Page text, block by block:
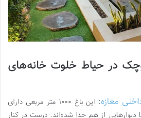
در حیاط خلوت خانه‌های
مغازه
: این باغ ۱۰۰۰ متر مربعی دارای
دیوارهایی از هم جدا شده‌اند. درست در کنار